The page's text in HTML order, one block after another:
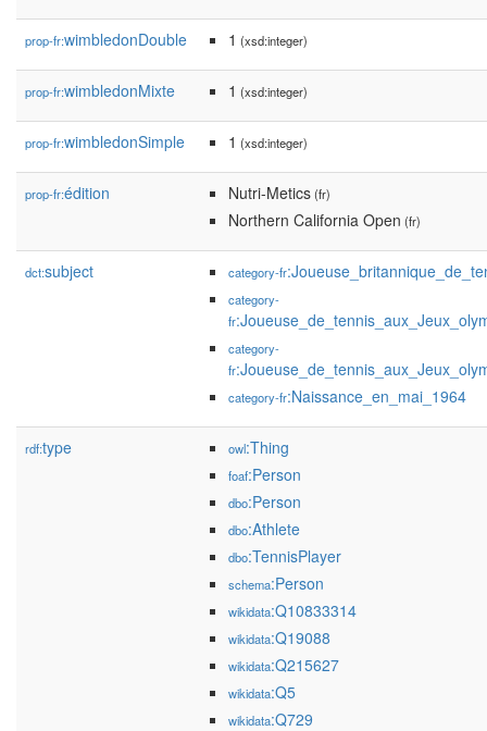
prop-fr:wimbledonDouble 1 (xsd:integer)
prop-fr:wimbledonMixte 1 (xsd:integer)
prop-fr:wimbledonSimple 1 (xsd:integer)
prop-fr:édition Nutri-Metics(fr)
Northern California Open (fr)
dct:subject category-fr
category-
fr
category-
fr
category-fr:Naissance_en_mai_1964
rdf:type owl:Thing
foaf:Person
dbo:Person
dbo:Athlete
dbo:TennisPlayer
schema:Person
wikidata:Q10833314
wikidata:Q19088
wikidata:Q215627
wikidata:Q5
wikidata:Q729